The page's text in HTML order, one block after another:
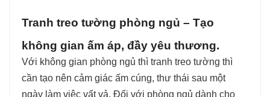
Tranh treo tường phòng ngủ – Tạo
không gian ấm áp, đầy yêu thương.
Với không gian phòng ngủ thì tranh treo tường thì
cần tạo nên cảm giác ấm cúng, thư thái sau một
ngày làm việc vất vả. Đối với phòng ngủ dành cho